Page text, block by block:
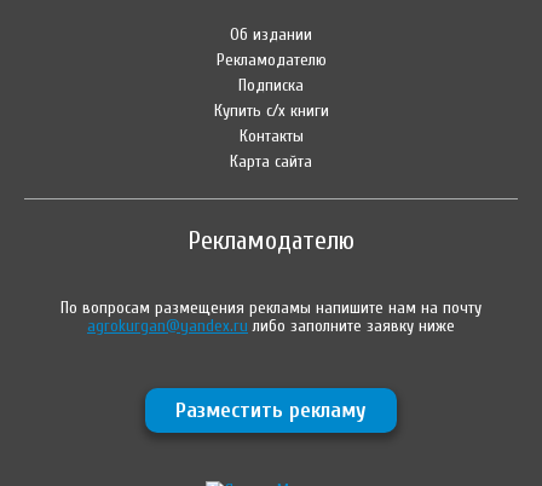
Об издании
Рекламодателю
Подписка
Купить с/х книги
Контакты
Карта сайта
Рекламодателю
По вопросам размещения рекламы напишите нам на почту
agrokurgan@yandex.ru либо заполните заявку ниже
Разместить рекламу